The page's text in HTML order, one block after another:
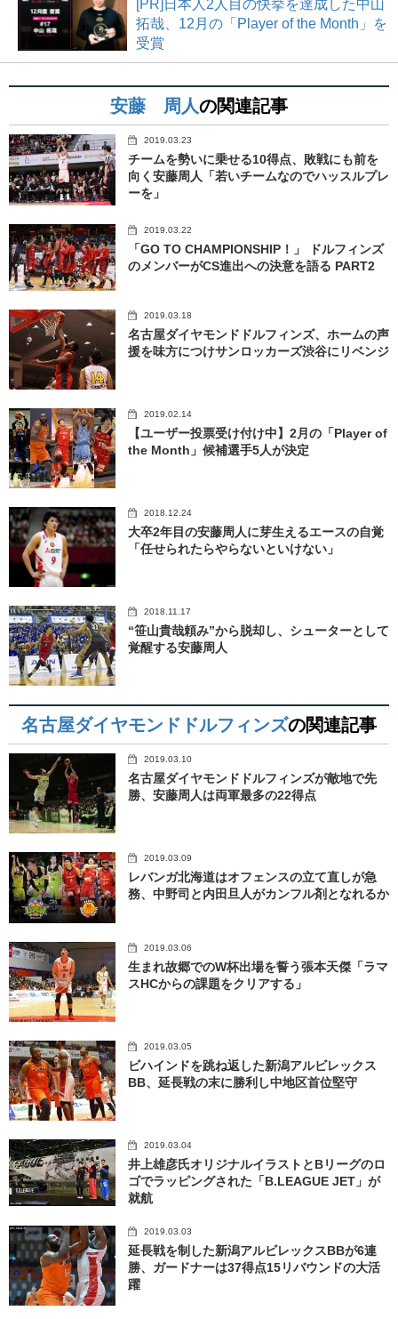
[PR]日本人2人目の快挙を達成した中山
拓哉、12月の「Player of the Month」を
受賞
安藤 周人の関連記事
2019.03.23
チームを勢いに乗せる10得点、敗戦にも前を
向く安藤周人「若いチームなのでハッスルプレ
ーを」
2019.03.22
「GO TO CHAMPIONSHIP！」 ドルフィンズ
のメンバーがCS進出への決意を語る PART2
2019.03.18
名古屋ダイヤモンドドルフィンズ、ホームの声
援を味方につけサンロッカーズ渋谷にリベンジ
2019.02.14
【ユーザー投票受け付け中】2月の「Player of
the Month」候補選手5人が決定
2018.12.24
大卒2年目の安藤周人に芽生えるエースの自覚
「任せられたらやらないといけない」
2018.11.17
“笹山貴哉頼み”から脱却し、シューターとして
覚醒する安藤周人
名古屋ダイヤモンドドルフィンズの関連記事
2019.03.10
名古屋ダイヤモンドドルフィンズが敵地で先
勝、安藤周人は両軍最多の22得点
2019.03.09
レバンガ北海道はオフェンスの立て直しが急
務、中野司と内田旦人がカンフル剤となれるか
2019.03.06
生まれ故郷でのW杯出場を誓う張本天傑「ラマ
スHCからの課題をクリアする」
2019.03.05
ビハインドを跳ね返した新潟アルビレックス
BB、延長戦の末に勝利し中地区首位堅守
2019.03.04
井上雄彦氏オリジナルイラストとBリーグのロ
ゴでラッピングされた「B.LEAGUE JET」が
就航
2019.03.03
延長戦を制した新潟アルビレックスBBが6連
勝、ガードナーは37得点15リバウンドの大活
躍